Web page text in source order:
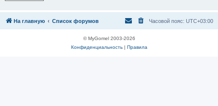
На главную Список форумов Часовой пояс: UTC+03:00
© MyGomel 2003-2026
Конфиденциальность| Правила